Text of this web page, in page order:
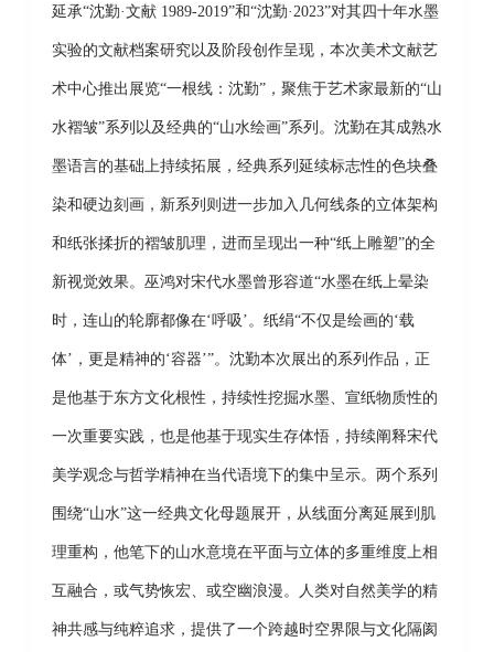
延承“沈勤·文献 1989-2019”和“沈勤·2023”对其四十年水墨
实验的文献档案研究以及阶段创作呈现，本次美术文献艺
术中心推出展览“一根线：沈勤”，聚焦于艺术家最新的“山
水褶皱”系列以及经典的“山水绘画”系列。沈勤在其成熟水
墨语言的基础上持续拓展，经典系列延续标志性的色块叠
染和硬边刻画，新系列则进一步加入几何线条的立体架构
和纸张揉折的褶皱肌理，进而呈现出一种“纸上雕塑”的全
新视觉效果。巫鸿对宋代水墨曾形容道“水墨在纸上晕染
时，连山的轮廓都像在‘呼吸’。纸绢“不仅是绘画的‘载
体’，更是精神的‘容器’”。沈勤本次展出的系列作品，正
是他基于东方文化根性，持续性挖掘水墨、宣纸物质性的
一次重要实践，也是他基于现实生存体悟，持续阐释宋代
美学观念与哲学精神在当代语境下的集中呈示。两个系列
围绕“山水”这一经典文化母题展开，从线面分离延展到肌
理重构，他笔下的山水意境在平面与立体的多重维度上相
互融合，或气势恢宏、或空幽浪漫。人类对自然美学的精
神共感与纯粹追求，提供了一个跨越时空界限与文化隔阂